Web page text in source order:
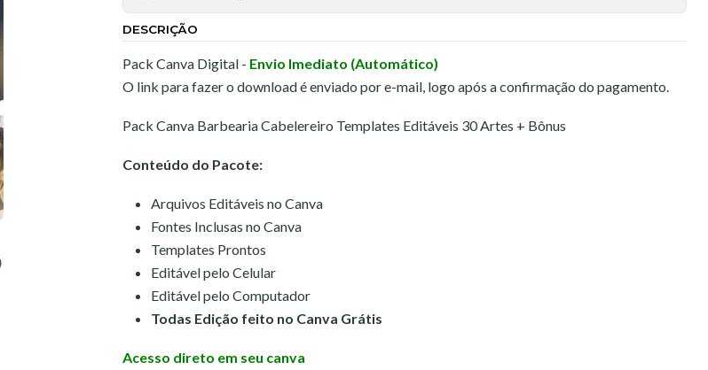
DESCRIÇÃO
Pack Canva Digital - Envio Imediato (Automático)
O link para fazer o download é enviado por e-mail, logo após a confirmação do pagamento.
Pack Canva Barbearia Cabelereiro Templates Editáveis 30 Artes + Bônus
Conteúdo do Pacote:
Arquivos Editáveis no Canva
Fontes Inclusas no Canva
Templates Prontos
Editável pelo Celular
Editável pelo Computador
Todas Edição feito no Canva Grátis
Acesso direto em seu canva